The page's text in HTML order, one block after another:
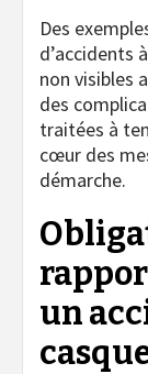
Des
d’accidents
non visibles
des
traitées à
cœur des
démarche.
un